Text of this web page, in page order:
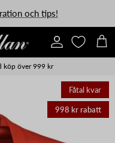
och tips!
Konto
köp över 999 kr
Fåtal kvar
998 kr rabatt